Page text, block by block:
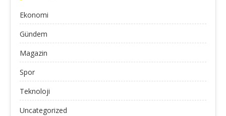
Ekonomi
Gündem
Magazin
Spor
Teknoloji
Uncategorized